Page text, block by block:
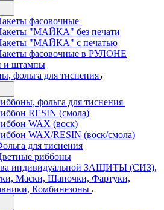
фасовочные
"МАЙКА" без печати
"МАЙКА" с печатью
фасовочные в РУЛОНЕ
и штампы
фольга для тиснения
фольга для тиснения
RESIN (смола)
WAX (воск)
WAX/RESIN (воск/смола)
для тиснения
риббоны
индивидуальной ЗАЩИТЫ (СИЗ),
Маски, Шапочки, Фартуки,
Комбинезоны